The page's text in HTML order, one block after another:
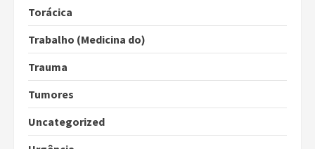
Torácica
Trabalho (Medicina do)
Trauma
Tumores
Uncategorized